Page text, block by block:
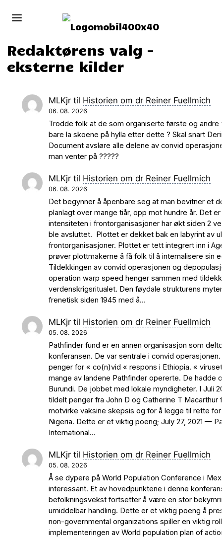
Redaktørens valg –
eksterne kilder
MLKjr til Historien om dr Reiner Fuellmich
06. 08. 2026
Trodde folk at de som organiserte første og andre
bare la skoene på hylla etter dette ? Skal snart
Document avsløre alle delene av convid
man venter på ?????
MLKjr til Historien om dr Reiner Fuellmich
06. 08. 2026
Det begynner å åpenbare seg at man bevitner et
planlagt over mange tiår, opp mot hundre år. Det
intensiteten i frontorganisasjoner har økt siden 2
ble avsluttet. Plottet er dekket bak en labyrint av
frontorganisasjoner. Plottet er tett integrert inn i
prøver plottmakerne å få folk til å internalisere sin
Tildekkingen av convid operasjonen og
operation warp speed henger sammen med
verdenskrigsritualet. Den føydale strukturens
frenetisk siden 1945 med å…
MLKjr til Historien om dr Reiner Fuellmich
05. 08. 2026
Pathfinder fund er en annen organisasjon som
konferansen. De var sentrale i convid
penger for « co(n)vid « respons i Ethiopia. «
mange av landene Pathfinder opererte. De hadde
Burundi. De jobbet med lokale myndigheter. I Juli
tildelt penger fra John D og Catherine T Macarthur
motvirke vaksine skepsis og for å legge til rette
Nigeria. Dette er et viktig poeng; July 27, 2021 —
International…
MLKjr til Historien om dr Reiner Fuellmich
05. 08. 2026
Å se dypere på World Population Conference i
interessant. Et av hovedpunktene i denne
befolkningsvekst fortsetter å være en stor
umiddelbar handling. Dette er et viktig poeng å
non-governmental organizations spiller en viktig
implementeringen av World population plan of